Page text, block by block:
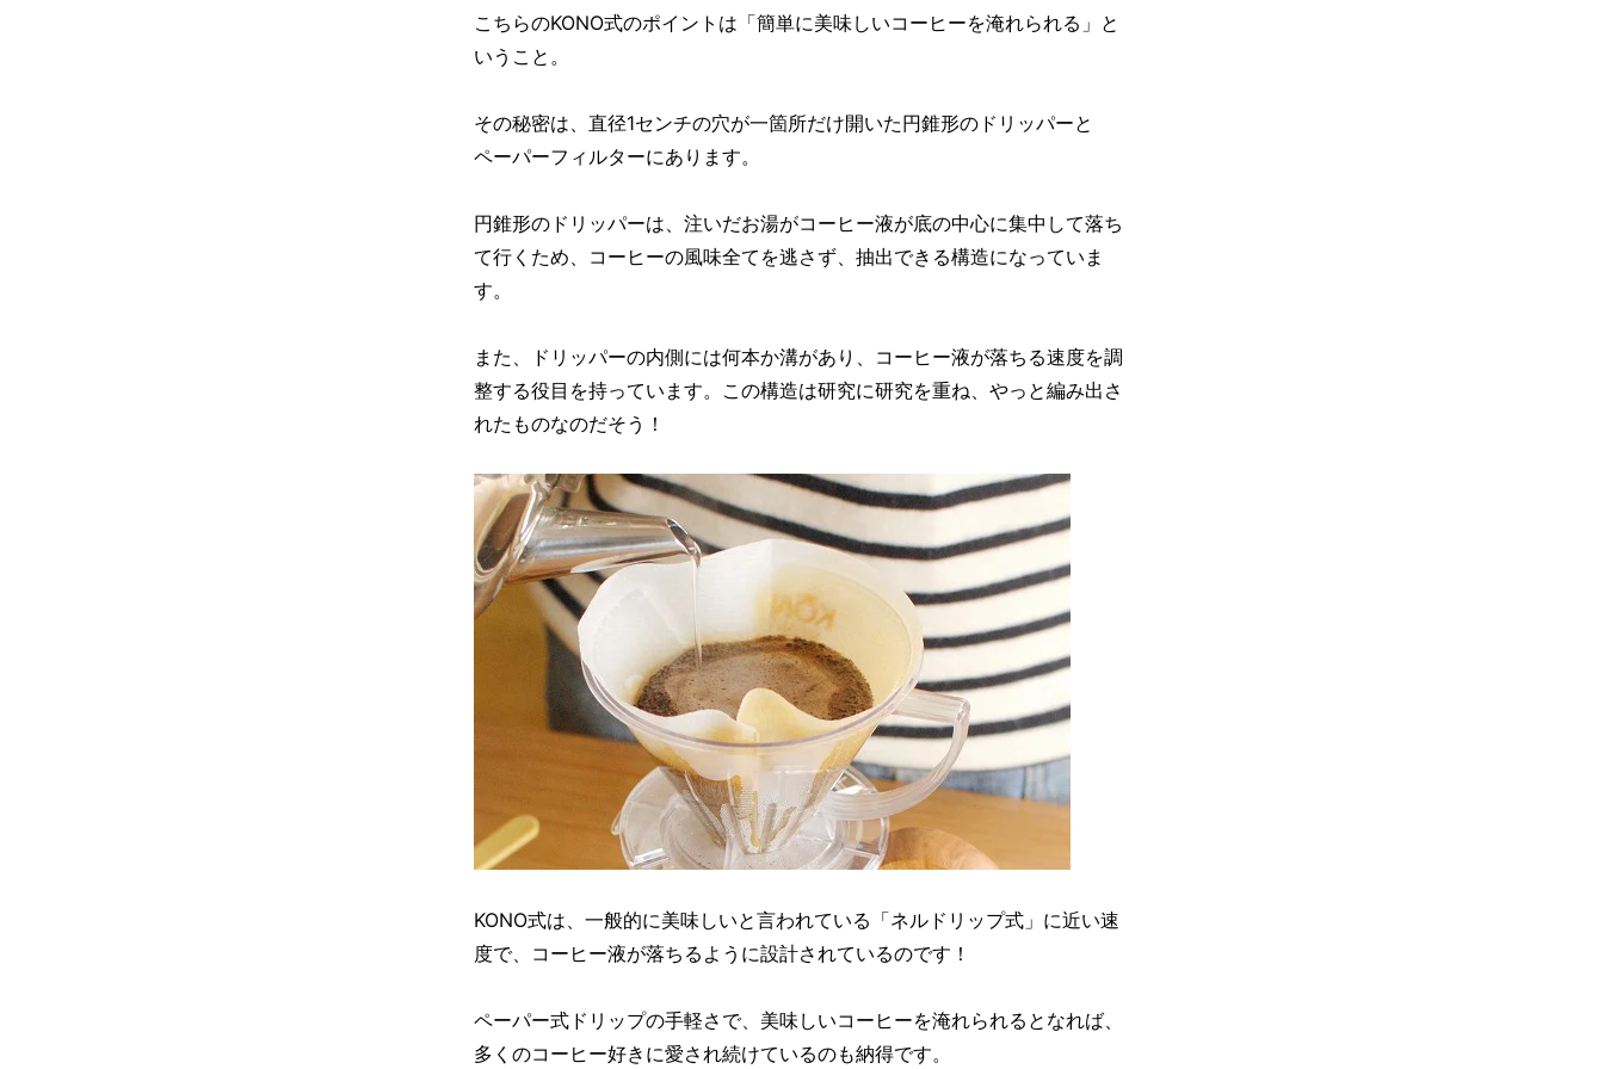
こちらのKONO式のポイントは「簡単に美味しいコーヒーを淹れられる」と
いうこと。
その秘密は、直径1センチの穴が一箇所だけ開いた円錐形のドリッパーと
ペーパーフィルターにあります。
円錐形のドリッパーは、注いだお湯がコーヒー液が底の中心に集中して落ち
て行くため、コーヒーの風味全てを逃さず、抽出できる構造になっていま
す。
また、ドリッパーの内側には何本か溝があり、コーヒー液が落ちる速度を調
整する役目を持っています。この構造は研究に研究を重ね、やっと編み出さ
れたものなのだそう！
KONO式は、一般的に美味しいと言われている「ネルドリップ式」に近い速
度で、コーヒー液が落ちるように設計されているのです！
ペーパー式ドリップの手軽さで、美味しいコーヒーを淹れられるとなれば、
多くのコーヒー好きに愛され続けているのも納得です。